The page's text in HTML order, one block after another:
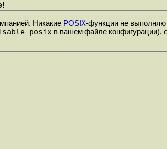
Никакие POSIX-функции не
posix в вашем файле конфигурации),